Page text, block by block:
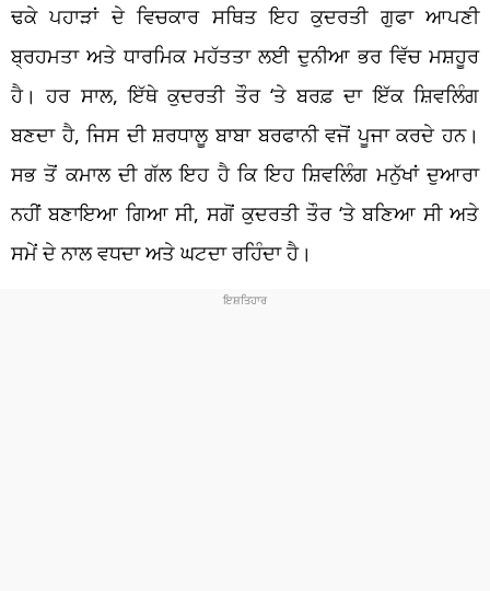
ਢਕੇ ਪਹਾੜਾਂ ਦੇ ਵਿਚਕਾਰ ਸਥਿਤ ਇਹ ਕੁਦਰਤੀ ਗੁਫਾ ਆਪਣੀ
ਬ੍ਰਹਮਤਾ ਅਤੇ ਧਾਰਮਿਕ ਮਹੱਤਤਾ ਲਈ ਦੁਨੀਆ ਭਰ ਵਿੱਚ ਮਸ਼ਹੂਰ
ਹੈ। ਹਰ ਸਾਲ, ਇੱਥੇ ਕੁਦਰਤੀ ਤੌਰ ‘ਤੇ ਬਰਫ਼ ਦਾ ਇੱਕ ਸ਼ਿਵਲਿੰਗ
ਬਣਦਾ ਹੈ, ਜਿਸ ਦੀ ਸ਼ਰਧਾਲੂ ਬਾਬਾ ਬਰਫਾਨੀ ਵਜੋਂ ਪੂਜਾ ਕਰਦੇ ਹਨ।
ਸਭ ਤੋਂ ਕਮਾਲ ਦੀ ਗੱਲ ਇਹ ਹੈ ਕਿ ਇਹ ਸ਼ਿਵਲਿੰਗ ਮਨੁੱਖਾਂ ਦੁਆਰਾ
ਨਹੀਂ ਬਣਾਇਆ ਗਿਆ ਸੀ, ਸਗੋਂ ਕੁਦਰਤੀ ਤੌਰ ‘ਤੇ ਬਣਿਆ ਸੀ ਅਤੇ
ਸਮੇਂ ਦੇ ਨਾਲ ਵਧਦਾ ਅਤੇ ਘਟਦਾ ਰਹਿੰਦਾ ਹੈ।